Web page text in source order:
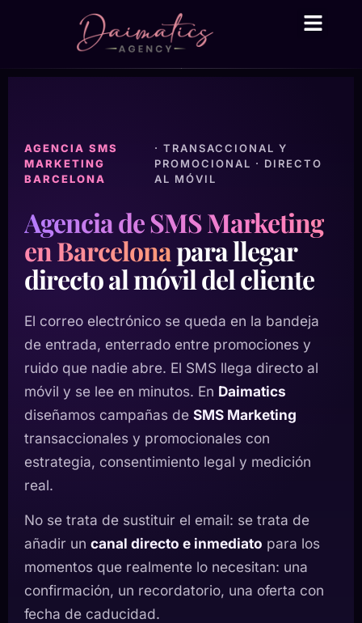
AGENCIA SMS
MARKETING
BARCELONA
· TRANSACCIONAL Y
PROMOCIONAL · DIRECTO
AL MÓVIL
Agencia de SMS Marketing
en Barcelonapara llegar
directo al móvil del cliente
El correo electrónico se queda en la bandeja
de entrada, enterrado entre promociones y
ruido que nadie abre. El SMS llega directo al
móvil y se lee en minutos. En Daimatics
diseñamos campañas de SMS Marketing
transaccionales y promocionales con
estrategia, consentimiento legal y medición
real.
No se trata de sustituir el email: se trata de
añadir un canal directo e inmediato para los
momentos que realmente lo necesitan: una
confirmación, un recordatorio, una oferta con
fecha de caducidad.
Daima Business AI
● En línea